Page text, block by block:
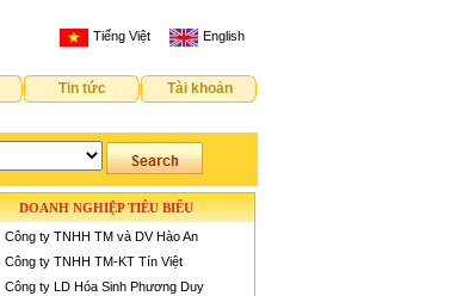
Tiếng Việt English
Tin tức Tài khoản
DOANH NGHIỆP TIÊU BIỂU
Công ty TNHH TM và DV Hào An
Công ty TNHH TM-KT Tín Việt
Công ty LD Hóa Sinh Phương Duy